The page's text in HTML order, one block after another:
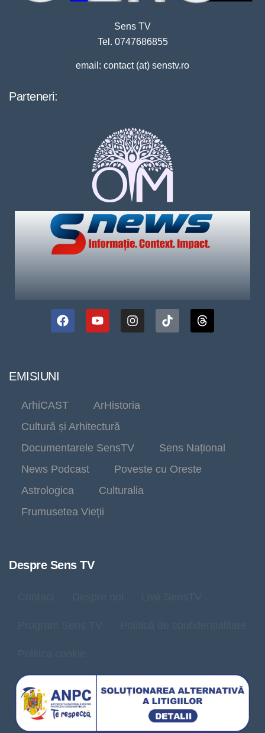
Sens TV
Tel. 0747686855
email: contact (at) senstv.ro
Parteneri:
EMISIUNI
ArhiCAST
ArHistoria
Cultură și Arhitectură
Documentarele SensTV
Sens Național
News Podcast
Poveste cu Oreste
Astrologica
Culturalia
Frumusetea Vieții
Despre Sens TV